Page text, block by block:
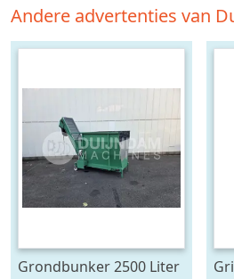
Andere advertenties van
Grondbunker 2500 Liter